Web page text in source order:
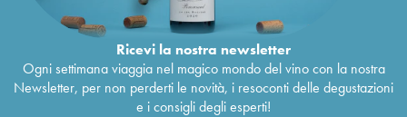
Ricevi la nostra newsletter
Ogni settimana viaggia nel magico mondo del vino con la nostra
Newsletter, per non perderti le novità, i resoconti delle degustazioni
e i consigli degli esperti!